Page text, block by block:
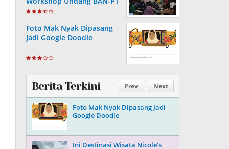
Foto Mak Nyak Dipasang
Jadi Google Doodle
Prev Next
Berita Terkini
Foto Mak Nyak Dipasang Jadi
Google Doodle
Ini Destinasi Wisata Nicole's